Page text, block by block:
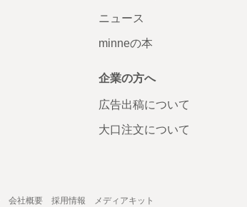
ニュース
minneの本
企業の方へ
広告出稿について
大口注文について
会社概要 採用情報 メディアキット